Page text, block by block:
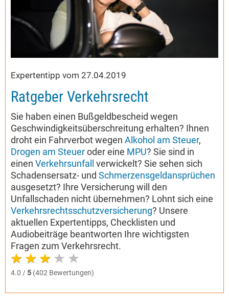
Expertentipp vom 27.04.2019
Ratgeber Verkehrsrecht
Sie haben einen Bußgeldbescheid wegen
Geschwindigkeitsüberschreitung erhalten? Ihnen
droht ein Fahrverbot wegen Alkohol am Steuer,
Drogen am Steueroder eine MPU? Sie sind in
einen Verkehrsunfall
verwickelt? Sie sehen sich
Schadensersatz- und Schmerzensgeldansprüchen
ausgesetzt? Ihre Versicherung will den
Unfallschaden nicht übernehmen? Lohnt sich eine
Verkehrsrechtsschutzversicherung? Unsere
aktuellen Expertentipps, Checklisten und
Audiobeiträge beantworten Ihre wichtigsten
Fragen zum Verkehrsrecht.
4.0 / 5 (402 Bewertungen)